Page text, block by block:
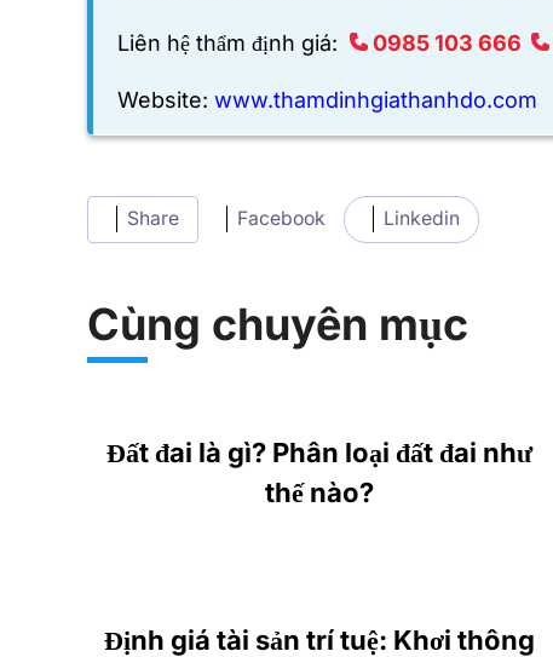
Liên hệ thẩm định giá: 0985 103 666
Website: www.thamdinhgiathanhdo.com
Share Facebook Linkedin
Cùng chuyên mục
Đất đai là gì? Phân loại đất đai như
thế nào?
Định giá tài sản trí tuệ: Khơi thông